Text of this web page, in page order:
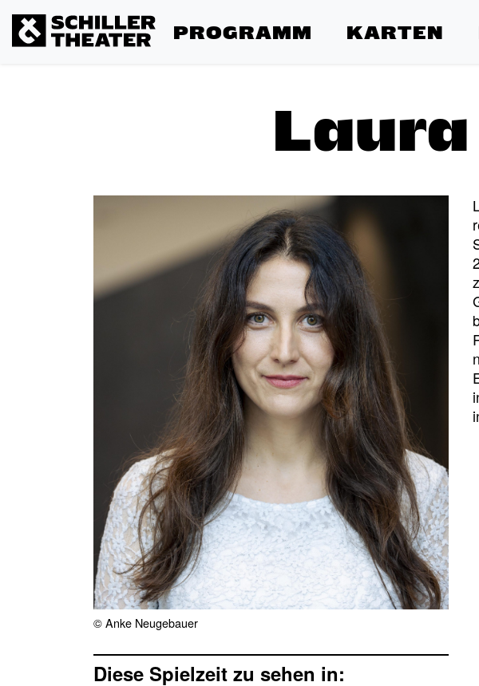
PROGRAMM KARTEN
© Anke Neugebauer
Diese Spielzeit zu sehen in: